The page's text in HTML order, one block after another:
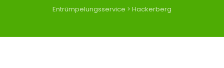
Entrümpelungsservice > Hackerberg